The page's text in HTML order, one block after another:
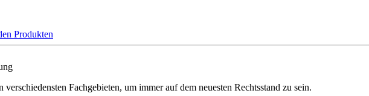
Produkten
Fachgebieten, um immer auf dem neuesten Rechtsstand zu sein.